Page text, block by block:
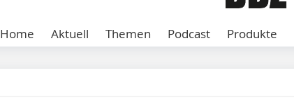
Home Aktuell Themen Podcast Produkte